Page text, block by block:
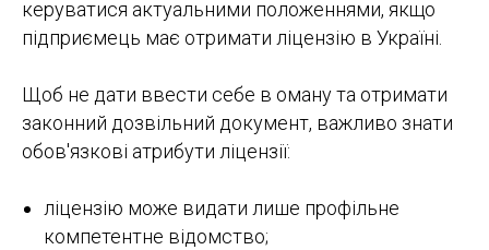
керуватися актуальними положеннями, якщо
підприємець має отримати ліцензію в Україні.
Щоб не дати ввести себе в оману та отримати
законний дозвільний документ, важливо знати
обов'язкові атрибути ліцензії:
ліцензію може видати лише профільне
компетентне відомство;